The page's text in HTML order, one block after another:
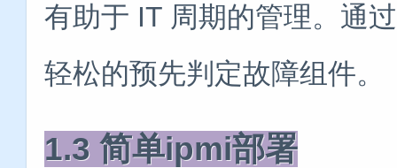
有助于 IT 周期的管理。通
轻松的预先判定故障组件。
1.3 简单ipmi部署